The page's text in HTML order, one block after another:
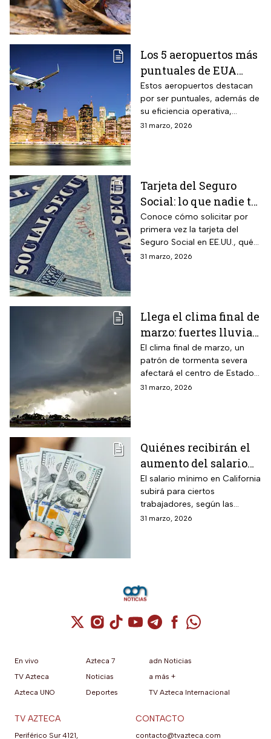
Los 5 aeropuertos más
puntuales de EUA
para viajar en Semana
Santa
Estos aeropuertos destacan
por ser puntuales, además de
su eficiencia operativa,
gestión del flujo de pasajeros
31 marzo, 2026
Tarjeta del Seguro
Social: lo que nadie te
cuenta sobre cómo
obtenerla o
reemplazarla
Conoce cómo solicitar por
primera vez la tarjeta del
Seguro Social en EE.UU., qué
hacer para reemplazarla y
31 marzo, 2026
Llega el clima final de
marzo: fuertes lluvias
y riesgo de
inundaciones en EUA
El clima final de marzo, un
patrón de tormenta severa
afectará el centro de Estados
Unidos esta semana, dejará
31 marzo, 2026
Quiénes recibirán el
aumento del salario
mínimo en California
El salario mínimo en California
subirá para ciertos
trabajadores, según las
autoridades locales. Conoce
31 marzo, 2026
Cuenta de X / Twitter (se abre en una
Cuenta de Instagram (se abre en una
Cuenta de TikTok (se abre en
Cuenta de YouTube (se abre
Cuenta de Telegram (se
Cuenta de
Cuenta de
En vivo
TV Azteca
Azteca UNO
Azteca 7
Noticias
Deportes
adn Noticias
a más +
TV Azteca Internacional
TV AZTECA
Periférico Sur 4121,
CONTACTO
contacto@tvazteca.com